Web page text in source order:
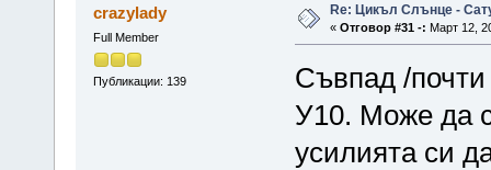
crazylady
Full Member
Публикации: 139
Re: Цикъл Слънце -
« Отговор #31 -: Март 12,
Съвпад /
У10. Може да
усилията си